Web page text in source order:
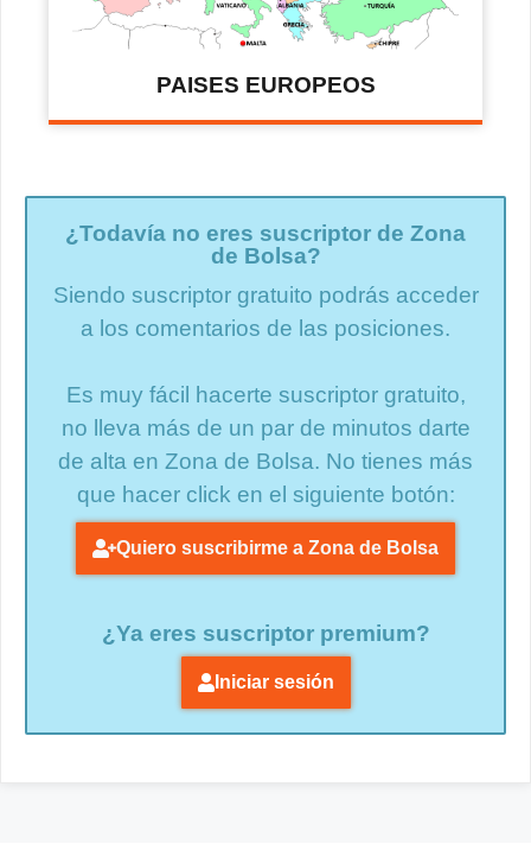
PAISES EUROPEOS
¿Todavía no eres suscriptor de Zona
de Bolsa?
Siendo suscriptor gratuito podrás acceder
a los comentarios de las posiciones.
Es muy fácil hacerte suscriptor gratuito,
no lleva más de un par de minutos darte
de alta en Zona de Bolsa. No tienes más
que hacer click en el siguiente botón:
Quiero suscribirme a Zona de Bolsa
¿Ya eres suscriptor premium?
Iniciar sesión